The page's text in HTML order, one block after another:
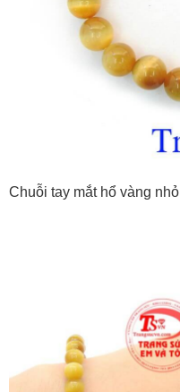
Chuỗi tay mắt hổ vàng nhỏ